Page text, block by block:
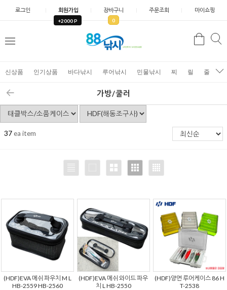
로그인 회원가입
+2000 P
장바구니
0
주문조회 마이쇼핑
검
신상품 인기상품 바다낚시 루어낚시 민물낚시 찌 릴 줄
가방/쿨러
37ea item
(HDF)EVA 메쉬 파우치 M L
HB-2559 HB-2560
(HDF)EVA 메쉬 와이드 파우
치 L HB-2550
(HDF)양면 루어케이스 86 H
T-2538